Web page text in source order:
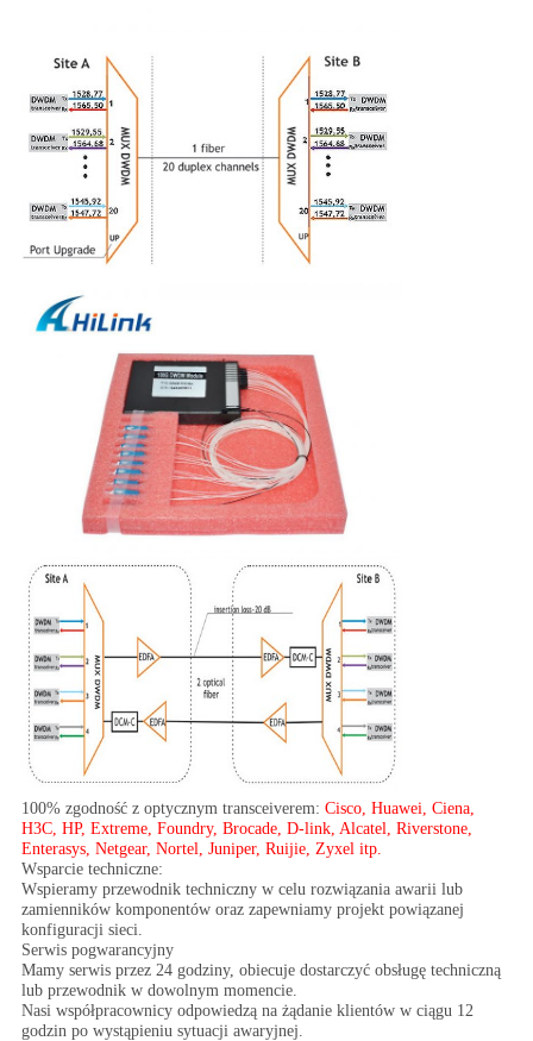
100% zgodność z optycznym transceiverem: Cisco, Huawei, Ciena,
H3C, HP, Extreme, Foundry, Brocade, D-link, Alcatel, Riverstone,
Enterasys, Netgear, Nortel, Juniper, Ruijie, Zyxel itp.
Wsparcie techniczne:
Wspieramy przewodnik techniczny w celu rozwiązania awarii lub
zamienników komponentów oraz zapewniamy projekt powiązanej
konfiguracji sieci.
Serwis pogwarancyjny
Mamy serwis przez 24 godziny, obiecuje dostarczyć obsługę techniczną
lub przewodnik w dowolnym momencie.
Nasi współpracownicy odpowiedzą na żądanie klientów w ciągu 12
godzin po wystąpieniu sytuacji awaryjnej.